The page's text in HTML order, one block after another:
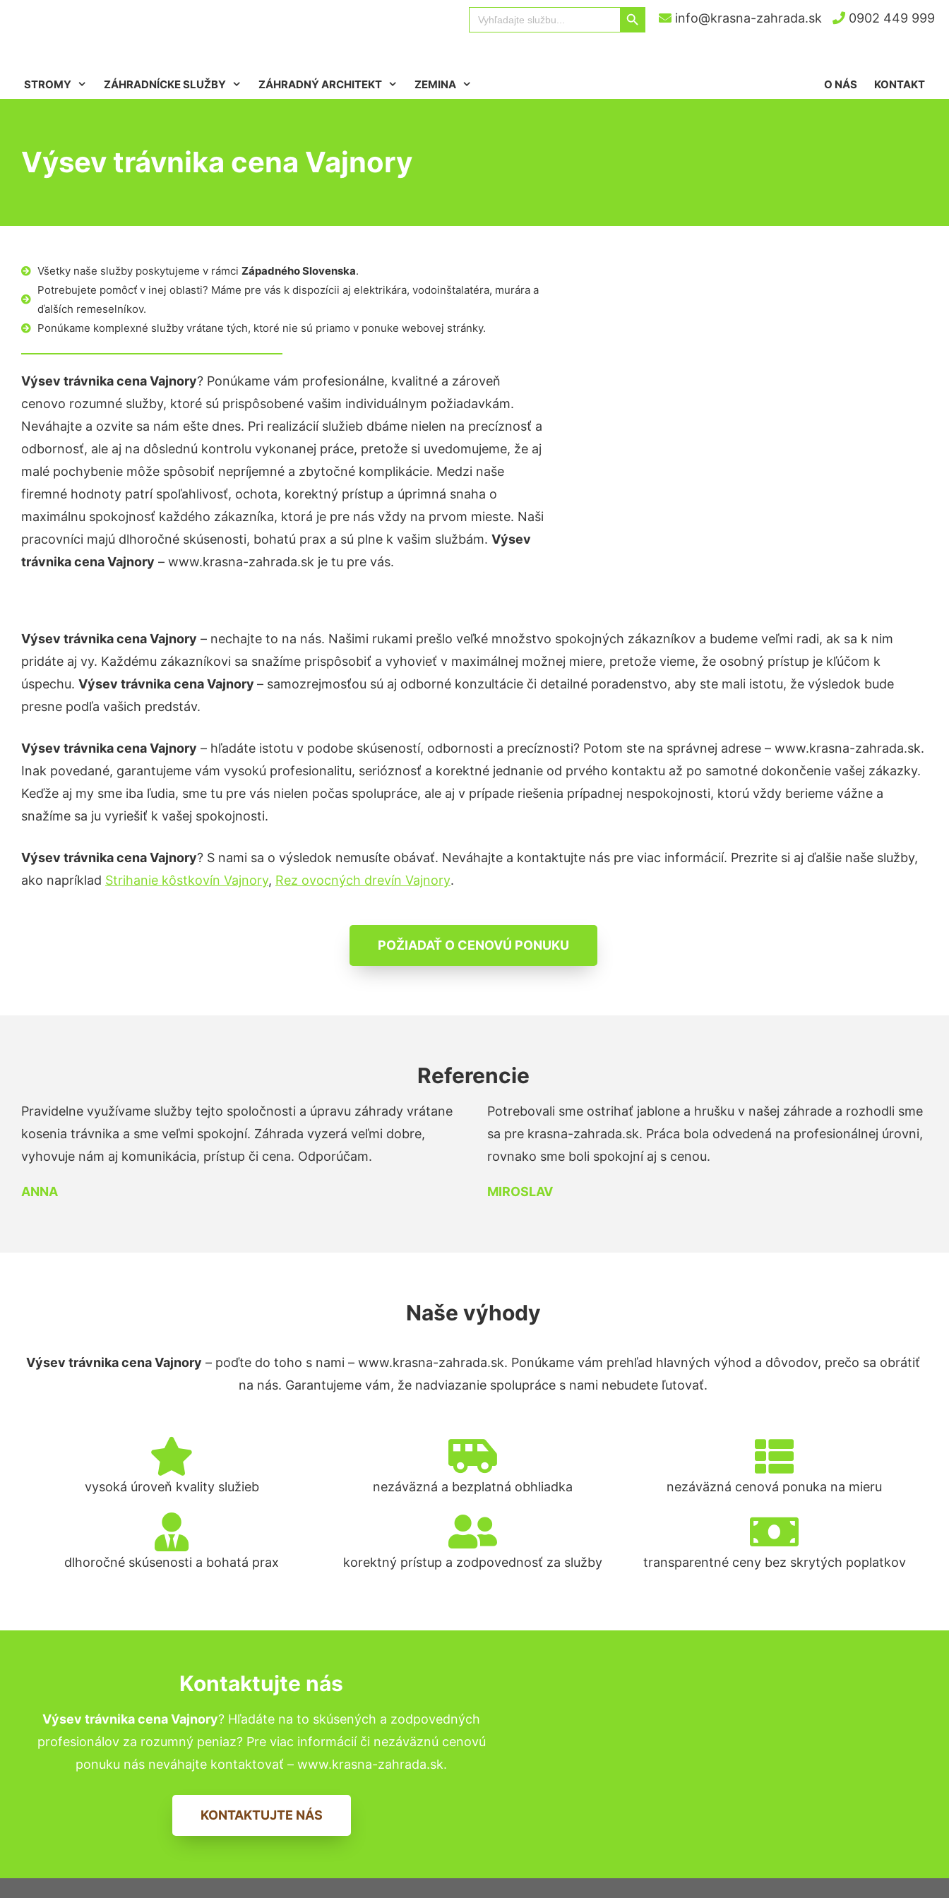
Search
for:
Search Button
info@krasna-zahrada.sk 0902 449 999
STROMY ZÁHRADNÍCKE SLUŽBY ZÁHRADNÝ ARCHITEKT ZEMINA KONTAKT
O NÁS
Výsev trávnika cena Vajnory
Všetky naše služby poskytujeme v rámci Západného Slovenska.
Potrebujete pomôcť v inej oblasti? Máme pre vás k dispozícii aj elektrikára, vodoinštalatéra, murára a
ďalších remeselníkov.
Ponúkame komplexné služby vrátane tých, ktoré nie sú priamo v ponuke webovej stránky.
Výsev trávnika cena Vajnory? Ponúkame vám profesionálne, kvalitné a zároveň
cenovo rozumné služby, ktoré sú prispôsobené vašim individuálnym požiadavkám.
Neváhajte a ozvite sa nám ešte dnes. Pri realizácií služieb dbáme nielen na precíznosť a
odbornosť, ale aj na dôslednú kontrolu vykonanej práce, pretože si uvedomujeme, že aj
malé pochybenie môže spôsobiť nepríjemné a zbytočné komplikácie. Medzi naše
firemné hodnoty patrí spoľahlivosť, ochota, korektný prístup a úprimná snaha o
maximálnu spokojnosť každého zákazníka, ktorá je pre nás vždy na prvom mieste. Naši
pracovníci majú dlhoročné skúsenosti, bohatú prax a sú plne k vašim službám. Výsev
trávnika cena Vajnory – www.krasna-zahrada.sk je tu pre vás.
Výsev trávnika cena Vajnory – nechajte to na nás. Našimi rukami prešlo veľké množstvo spokojných zákazníkov a budeme veľmi radi, ak sa k nim
pridáte aj vy. Každému zákazníkovi sa snažíme prispôsobiť a vyhovieť v maximálnej možnej miere, pretože vieme, že osobný prístup je kľúčom k
úspechu. Výsev trávnika cena Vajnory – samozrejmosťou sú aj odborné konzultácie či detailné poradenstvo, aby ste mali istotu, že výsledok bude
presne podľa vašich predstáv.
Výsev trávnika cena Vajnory – hľadáte istotu v podobe skúseností, odbornosti a precíznosti? Potom ste na správnej adrese – www.krasna-zahrada.sk.
Inak povedané, garantujeme vám vysokú profesionalitu, serióznosť a korektné jednanie od prvého kontaktu až po samotné dokončenie vašej zákazky.
Keďže aj my sme iba ľudia, sme tu pre vás nielen počas spolupráce, ale aj v prípade riešenia prípadnej nespokojnosti, ktorú vždy berieme vážne a
snažíme sa ju vyriešiť k vašej spokojnosti.
Výsev trávnika cena Vajnory? S nami sa o výsledok nemusíte obávať. Neváhajte a kontaktujte nás pre viac informácií. Prezrite si aj ďalšie naše služby,
ako napríklad Strihanie kôstkovín Vajnory, Rez ovocných drevín Vajnory.
POŽIADAŤ O CENOVÚ PONUKU
Referencie
Pravidelne využívame služby tejto spoločnosti a úpravu záhrady vrátane
kosenia trávnika a sme veľmi spokojní. Záhrada vyzerá veľmi dobre,
vyhovuje nám aj komunikácia, prístup či cena. Odporúčam.
ANNA
Potrebovali sme ostrihať jablone a hrušku v našej záhrade a rozhodli sme
sa pre krasna-zahrada.sk. Práca bola odvedená na profesionálnej úrovni,
rovnako sme boli spokojní aj s cenou.
MIROSLAV
Naše výhody
Výsev trávnika cena Vajnory – poďte do toho s nami – www.krasna-zahrada.sk. Ponúkame vám prehľad hlavných výhod a dôvodov, prečo sa obrátiť
na nás. Garantujeme vám, že nadviazanie spolupráce s nami nebudete ľutovať.
vysoká úroveň kvality služieb nezáväzná a bezplatná obhliadka nezáväzná cenová ponuka na mieru
dlhoročné skúsenosti a bohatá prax korektný prístup a zodpovednosť za služby transparentné ceny bez skrytých poplatkov
Kontaktujte nás
Výsev trávnika cena Vajnory? Hľadáte na to skúsených a zodpovedných
profesionálov za rozumný peniaz? Pre viac informácií či nezáväznú cenovú
ponuku nás neváhajte kontaktovať – www.krasna-zahrada.sk.
KONTAKTUJTE NÁS